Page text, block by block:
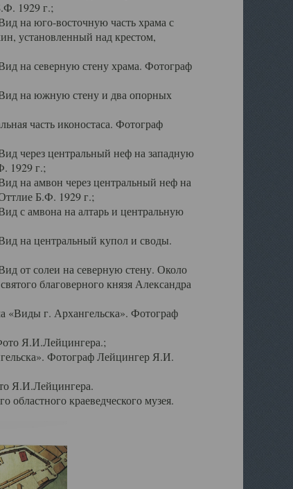
1929 г.;
на юго-восточную часть храма с
установленный над крестом,
на северную стену храма. Фотограф
на южную стену и два опорных
часть иконостаса. Фотограф
через центральный неф на западную
1929 г.;
на амвон через центральный неф на
Б.Ф. 1929 г.;
с амвона на алтарь и центральную
на центральный купол и своды.
от солеи на северную стену. Около
благоверного князя Александра
г. Архангельска». Фотограф
Я.И.Лейцингера.;
Фотограф Лейцингер Я.И.
Я.И.Лейцингера.
краеведческого музея.